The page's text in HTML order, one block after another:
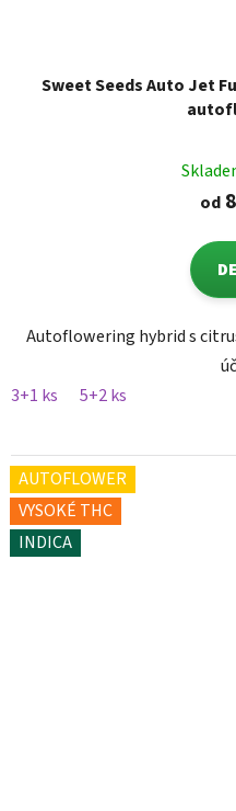
Sweet Seeds Auto Jet
od
Autoflowering hybrid s
3+1 ks
5+2 ks
AUTOFLOWER
VYSOKÉ THC
INDICA